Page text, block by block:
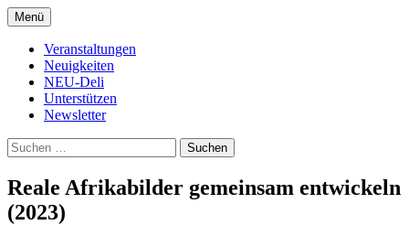
Zum
Inhalt
springen
NeuDeli Einbeck
Menü
Veranstaltungen
Neuigkeiten
NEU-Deli
Unterstützen
Newsletter
Suchen
nach:
Reale Afrikabilder gemeinsam entwickeln
(2023)